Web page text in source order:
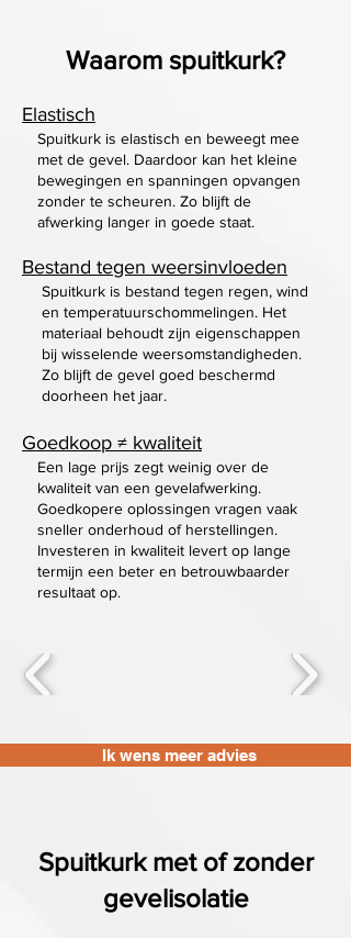
Waarom spuitkurk?
Elastisch
Spuitkurk is elastisch en beweegt mee
met de gevel. Daardoor kan het kleine
bewegingen en spanningen opvangen
zonder te scheuren. Zo blijft de
afwerking langer in goede staat.
Bestand tegen weersinvloeden
Spuitkurk is bestand tegen regen, wind
en temperatuurschommelingen. Het
materiaal behoudt zijn eigenschappen
bij wisselende weersomstandigheden.
Zo blijft de gevel goed beschermd
doorheen het jaar.
Goedkoop ≠ kwaliteit
Een lage prijs zegt weinig over de
kwaliteit van een gevelafwerking.
Goedkopere oplossingen vragen vaak
sneller onderhoud of herstellingen.
Investeren in kwaliteit levert op lange
termijn een beter en betrouwbaarder
resultaat op.
Ik wens meer advies
Spuitkurk met of zonder
gevelisolatie